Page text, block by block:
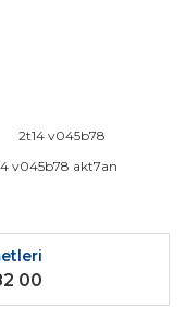
ve diğer
2t14 v045b78
v045b78 akt7an
00